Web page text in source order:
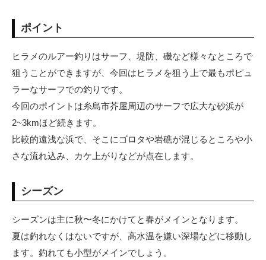
ポイント
ヒラメのルアー釣りはサーフ、堤防、磯など様々なところで
狙うことができますが、今回はヒラメを狙う上で最もポピュ
ラーなサーフでの釣りです。
今回のポイントは糸島市芥屋周辺のサーフで広大な砂浜が
2~3kmほど続きます。
比較的遠浅な浜で、そこにゴロタや岩礁が混じるところや小
さな流れ込み、カケ上がりなどが点在します。
シーズン
シーズンは主に秋〜冬にかけてと春がメインとなります。
夏は釣れなくはないですが、高水温を嫌い深場などに移動し
ます。釣れても小型がメインでしょう。